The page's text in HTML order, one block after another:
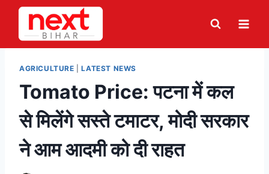
Skip
content
AGRICULTURE |LATEST NEWS
Tomato Price: पटना में कल
से मिलेंगे सस्ते टमाटर, मोदी सरकार
ने आम आदमी को दी राहत